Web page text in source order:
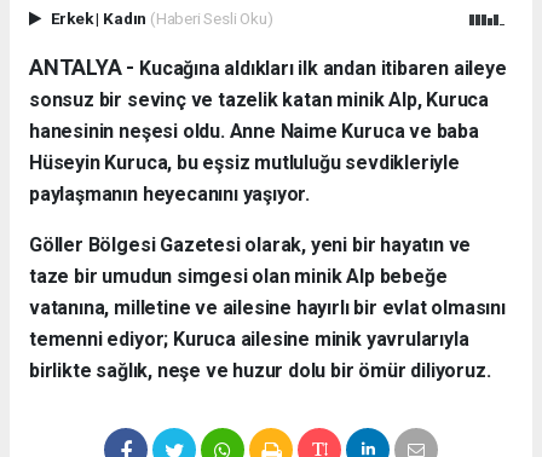
Erkek| Kadın (Haberi Sesli Oku)
ANTALYA - ​ Kucağına aldıkları ilk andan itibaren aileye
sonsuz bir sevinç ve tazelik katan minik Alp, Kuruca
hanesinin neşesi oldu. Anne Naime Kuruca ve baba
Hüseyin Kuruca, bu eşsiz mutluluğu sevdikleriyle
paylaşmanın heyecanını yaşıyor.
​Göller Bölgesi Gazetesi olarak, yeni bir hayatın ve
taze bir umudun simgesi olan minik Alp bebeğe
vatanına, milletine ve ailesine hayırlı bir evlat olmasını
temenni ediyor; Kuruca ailesine minik yavrularıyla
birlikte sağlık, neşe ve huzur dolu bir ömür diliyoruz.